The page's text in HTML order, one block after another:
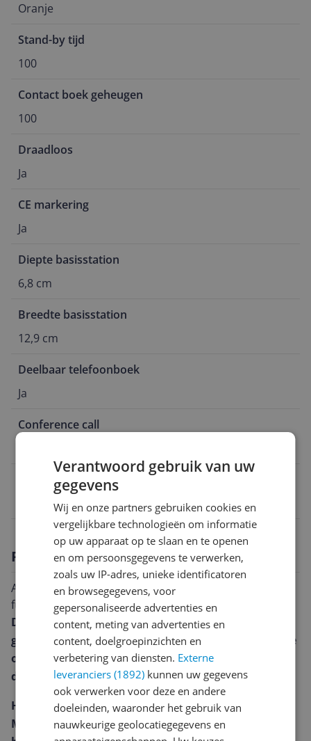
Oranje
Stand-by tijd
100
Contact boek geheugen
100
Draadloos
Ja
CE markering
Ja
Diepte basisstation
6,8 cm
Breedte basisstation
12,9 cm
Deelbaar telefoonboek
Ja
Conference call
3700601428186
Productomschrijving
Alcatel E-pure Iconic: Elegante eenvoud met moderne
functionaliteit
De Alcatel E-pure Iconic is een stijlvolle en
gebruiksvriendelijke telefoon die perfect is voor wie
op zoek is naar een betrouwbare en functionele
dect telefoon.
Handmatige en automatische oproepblokkering:
Met deze functie kunt u ongewenste oproepen
Verantwoord gebruik van uw
gegevens
Wij en onze partners gebruiken cookies en
vergelijkbare technologieën om informatie
op uw apparaat op te slaan en te openen
en om persoonsgegevens te verwerken,
zoals uw IP-adres, unieke identificatoren
en browsegegevens, voor
gepersonaliseerde advertenties en
content, meting van advertenties en
content, doelgroepinzichten en
verbetering van diensten. Externe
leveranciers (1892) kunnen uw gegevens
ook verwerken voor deze en andere
doeleinden, waaronder het gebruik van
nauwkeurige geolocatiegegevens en